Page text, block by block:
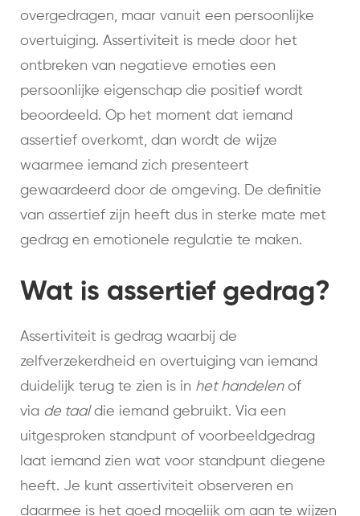
overgedragen, maar vanuit een persoonlijke
overtuiging. Assertiviteit is mede door het
ontbreken van negatieve emoties een
persoonlijke eigenschap die positief wordt
beoordeeld. Op het moment dat iemand
assertief overkomt, dan wordt de wijze
waarmee iemand zich presenteert
gewaardeerd door de omgeving. De definitie
van assertief zijn heeft dus in sterke mate met
gedrag en emotionele regulatie te maken.
Wat is assertief gedrag?
Assertiviteit is gedrag waarbij de
zelfverzekerdheid en overtuiging van iemand
duidelijk terug te zien is in het handelenof
via de taaldie iemand gebruikt. Via een
uitgesproken standpunt of voorbeeldgedrag
laat iemand zien wat voor standpunt diegene
heeft. Je kunt assertiviteit observeren en
daarmee is het goed mogelijk om aan te wijzen